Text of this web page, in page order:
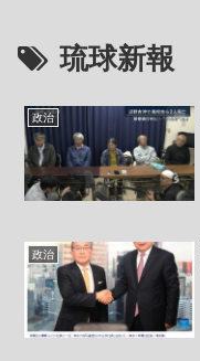
琉球新報
政治
政治